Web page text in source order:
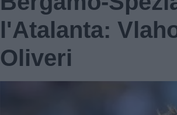
l'Atalanta:
Oliveri